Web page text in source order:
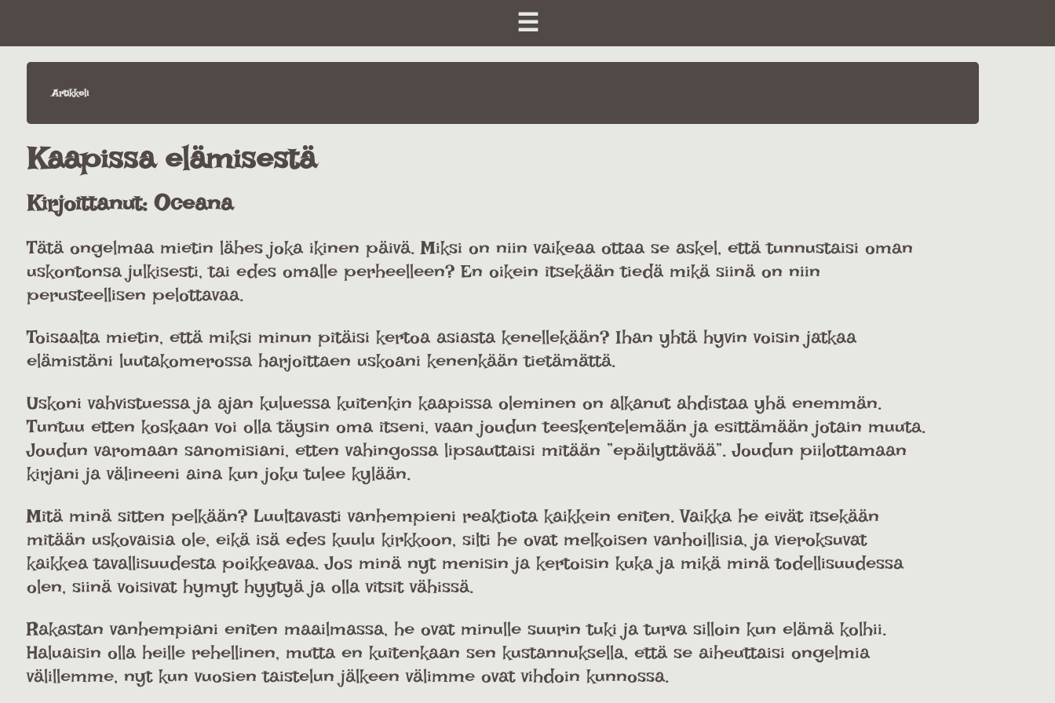
☰
Artikkeli
Kaapissa elämisestä
Kirjoittanut:Oceana
Tätä ongelmaa mietin lähes joka ikinen päivä. Miksi on niin vaikeaa ottaa se askel, että tunnustaisi oman
uskontonsa julkisesti, tai edes omalle perheelleen? En oikein itsekään tiedä mikä siinä on niin
perusteellisen pelottavaa.
Toisaalta mietin, että miksi minun pitäisi kertoa asiasta kenellekään? Ihan yhtä hyvin voisin jatkaa
elämistäni luutakomerossa harjoittaen uskoani kenenkään tietämättä.
Uskoni vahvistuessa ja ajan kuluessa kuitenkin kaapissa oleminen on alkanut ahdistaa yhä enemmän.
Tuntuu etten koskaan voi olla täysin oma itseni, vaan joudun teeskentelemään ja esittämään jotain muuta.
Joudun varomaan sanomisiani, etten vahingossa lipsauttaisi mitään ”epäilyttävää”. Joudun piilottamaan
kirjani ja välineeni aina kun joku tulee kylään.
Mitä minä sitten pelkään? Luultavasti vanhempieni reaktiota kaikkein eniten. Vaikka he eivät itsekään
mitään uskovaisia ole, eikä isä edes kuulu kirkkoon, silti he ovat melkoisen vanhoillisia, ja vieroksuvat
kaikkea tavallisuudesta poikkeavaa. Jos minä nyt menisin ja kertoisin kuka ja mikä minä todellisuudessa
olen, siinä voisivat hymyt hyytyä ja olla vitsit vähissä.
Rakastan vanhempiani eniten maailmassa, he ovat minulle suurin tuki ja turva silloin kun elämä kolhii.
Haluaisin olla heille rehellinen, mutta en kuitenkaan sen kustannuksella, että se aiheuttaisi ongelmia
välillemme, nyt kun vuosien taistelun jälkeen välimme ovat vihdoin kunnossa.